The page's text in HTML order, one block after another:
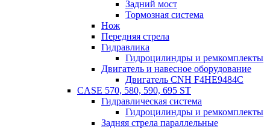
Задний мост
Тормозная система
Нож
Передняя стрела
Гидравлика
Гидроцилиндры и ремкомплекты
Двигатель и навесное оборудование
Двигатель CNH F4HE9484C
CASE 570, 580, 590, 695 ST
Гидравлическая система
Гидроцилиндры и ремкомплекты
Задняя стрела параллельные